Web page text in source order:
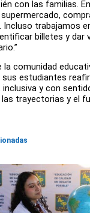
con las familias.
Incluso trabajamos
billetes y dar
la comunidad
sus estudiantes
y con
trayectorias y el